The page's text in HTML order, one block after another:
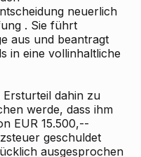
neuerlich
. Sie führt
aus und beantragt
in eine vollinhaltliche
dahin zu
werde, dass ihm
EUR 15.500,--
geschuldet
ausgesprochen